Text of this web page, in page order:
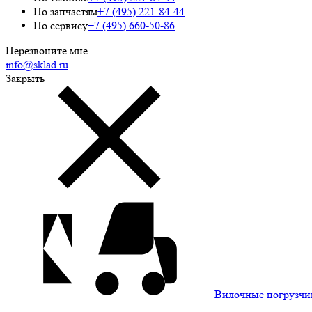
По запчастям+7 (495) 221-84-44
По сервису+7 (495) 660-50-86
Перезвоните мне
info@sklad.ru
Закрыть
Вилочные